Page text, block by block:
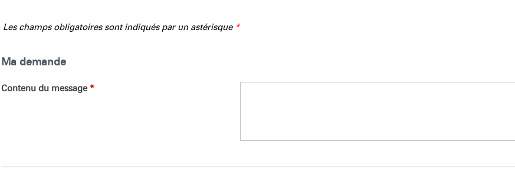
Les champs obligatoires sont indiqués par un astérisque *
Ma demande
Contenu du message *